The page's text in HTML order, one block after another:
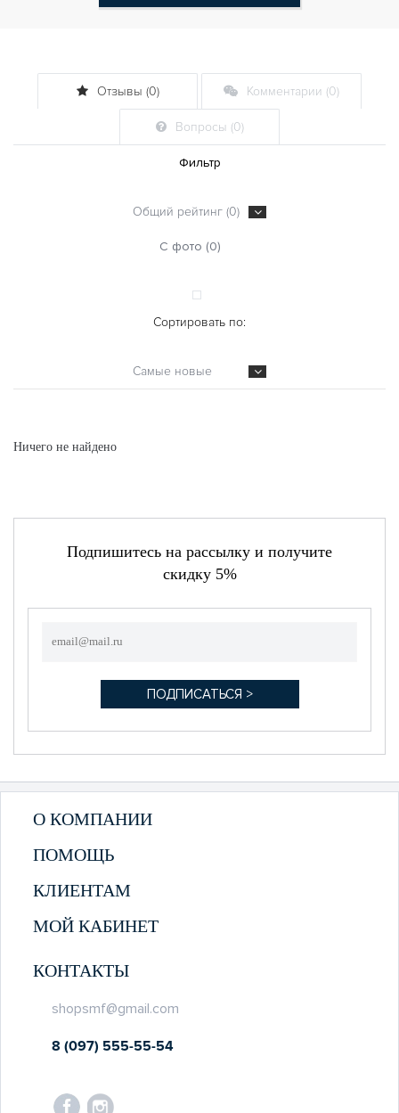
Отзывы (0) Комментарии (0)
Вопросы (0)
Фильтр
Общий рейтинг (0)
С фото (0)
Сортировать по:
Самые новые
Ничего не найдено
Подпишитесь на рассылку и получите
скидку 5%
О КОМПАНИИ
ПОМОЩЬ
КЛИЕНТАМ
МОЙ КАБИНЕТ
КОНТАКТЫ
shopsmf@gmail.com
8 (097) 555-55-54